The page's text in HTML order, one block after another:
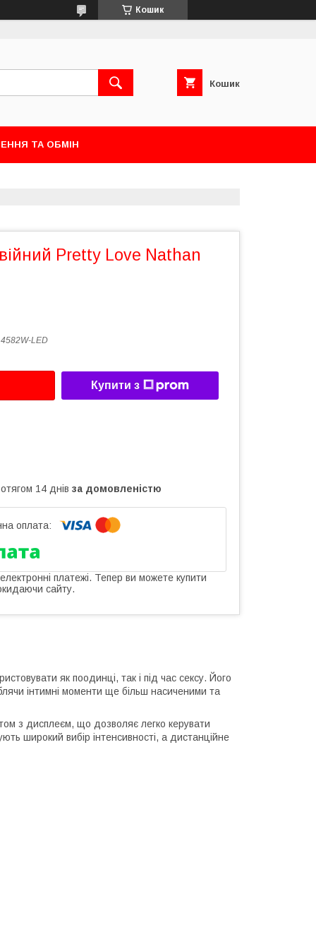
Кошик
Кошик
ТА ОБМІН
Pretty Love Nathan
LED
Купити з
14 днів за домовленістю
платежі. Тепер ви можете купити
сайту.
як поодинці, так і під час сексу. Його
інтимні моменти ще більш насиченими та
з дисплеєм, що дозволяє легко керувати
широкий вибір інтенсивності, а дистанційне